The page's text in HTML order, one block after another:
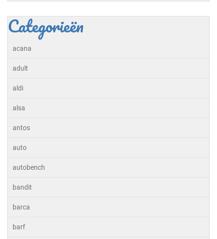
Categorieën
acana
adult
aldi
alsa
antos
auto
autobench
bandit
barca
barf